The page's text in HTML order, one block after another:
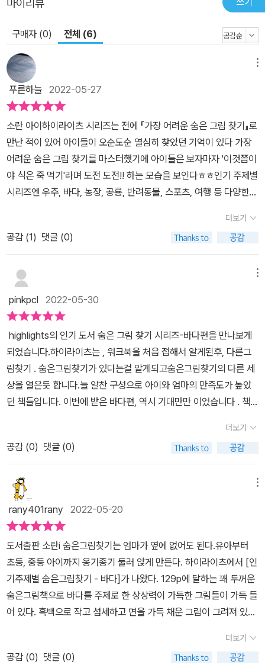
마이리뷰
구매자 (0) 전체 (6)
푸른하늘 2022-05-27
​소란 아이​하이라이츠 시리즈는 전에 『가장 어려운 숨은 그림 찾기』로
만난 적이 있어 아이들이 오순도순 열심히 찾았던 기억이 있다 가장
어려운 숨은 그림 찾기를 마스터했기에 아이들은 보자마자 '이것쯤이
야 식은 죽 먹기'라며 도전 도전!! 하는 모습을 보인다ㅎㅎ​​​인기 주제별
시리즈엔 우주, 바다, 농장, 공룡, 반려동물, 스포츠, 여행 등 다양한
어있고 화이트 그림이라 동그라미 그리기가 아닌 색칠하며 찾는 재미
가 있다주제가 바다라 그런지 바다와 관련된 주제와 그림들이 가득가
득​​상상력을 자극하는 제목들로어떤 그림이 나올지 기대하게 만들고
그림마다 나름 스토리가 느껴질 정도다​​​​불가사리들의 무도회에 함께
참석하고인어 올림픽에도 초대된다자원봉사자가 되기도 하고해적 학
교 학생도 되어본다...​​바다라는 주제로 이런 다양한 그림을 만날 수 있
다니'Amazing!'​​​​​​​상상력이 풍부한 그림이 가득가득신비로운 바다 세
계로 여행을 다녀온 느낌이다​보기엔 난이도가 좀 쉽게 보였는데막상
찾아보니 은근 찾기 힘든 물건들도 있었다;;​​집중력과 관찰력을 기를
수 있고다양한 주제에 재미있는 그림들이 가득이라장점이 많은 책인
것 같다양쪽에 그림이 있어 두 사람이 누가 빨리 찾는지 게임으로도
할 수 있고 색을 다르게 칠해 누가 많이 찾는지도 할 수 있다 ​​숨은 그
림 찾으며 마음의 여유를 즐겨보면 어떨까티격태격 흔한 남매인 아이
들이 숨은 그림을 찾기를 함께하니사이좋은 오누이처럼 보여 뿌듯함
아이들에게 추천하고 싶다^^​​[출판사로부터 도서 협찬을 받았고 본인
의 주관적인 견해에 의하여 작성함]
더보기
공감 (1) 댓글 (0)
pinkpcl 2022-05-30
​ highlights의 인기 도서 숨은 그림 찾기 시리즈-바다편을 만나보게
되었습니다.하이라이츠는 , 워크북을 처음 접해서 알게된후, 다른그
림찾기 . 숨은그림찾기가 있다는걸 알게되고숨은그림찾기의 다른 세
상을 열은듯 합니다.늘 알찬 구성으로 아이와 엄마의 만족도가 높았
던 책들입니다. 이번에 받은 바다편, 역시 기대만만 이었습니다 . 책받
그림도 당연히 한번 찾아봐야 겠죠..비록 이미 노랑색으로 표기 되긴
했지만, 다시 보는데 방해주지 않아요.. 그다음 펼쳐본 페이지 입니
다.펼치는 순간 헉~ 했네요..갑자기 머리가 아프답니다..아이는 좋다
고 와 .. 잼있겠다...ㅋㅋ혼자서 열심히 잘 찾아보렴 ^^ 이런 숨은 그림
찾기 , 먼저 찾아야 할 내용들 한번 훑어보기!당연히 한번에 기억할수
는 없겠죠..이런 숨은 그림 찾기 문제를 많이 하다보면 ,어느 정도 요
령이 생기게 된답니다.그림을 보면서.. 앗.. 이거 혹시 숨은 그림 아닐
가.. 라는 생각이 많이 들어요.있는지 없는 지 확인해 보고 있으면 색
칠없으면 혼자서 하나 더 찾은 기쁨^^ 하이라이츠는 아이 혼자가 아
닌 친구랑 가족과 함께 할 수 있는 책이라 더 인기가 있죠. 이번 숨은
그림 찾기는,찾으면서 색칠하고..숨은 그림 다 찾고 전편 색칠하면서
컬러링 놀이도 할수 있어서 더 좋아요. 친구랑 가족과 함께 색칠도 하
고 숨은 그림 찾기도 하고,집중력도 키우고 , 문제집 풀다가 복잡한 머
리 휴식도 할수 있고..일거 몇득일가요 !이가 열심히 찾다가 엄마 도움
더보기
공감 (0) 댓글 (0)
rany401rany 2022-05-20
도서출판 소란i 숨은그림찾기는 엄마가 옆에 없어도 된다.유아부터
초등, 중등 아이까지 옹기종기 둘러 앉게 만든다. 하이라이츠에서 [인
기주제별 숨은그림찾기 - 바다]가 나왔다. 129p에 달하는 꽤 두꺼운
숨은그림책으로 바다를 주제로 한 상상력이 가득한 그림들이 가득 들
어 있다. 흑백으로 작고 섬세하고 면을 가득 채운 그림이 그려져 있
이츠에서 나오는 숨은 그림찾기를 여러 권 경험을 해 본 아이들이라
보자마자 집중모드를 했다. 그리고 책을 상하좌우로 돌려보기도 하면
더보기
공감 (0) 댓글 (0)